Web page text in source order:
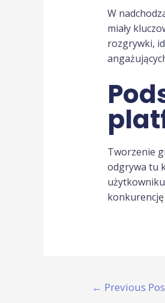
W
miały
rozgrywki,
Tworzenie
odgrywa tu
← Previous